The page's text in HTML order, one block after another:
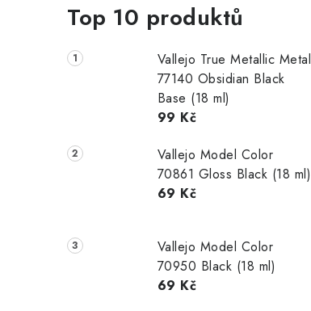
Top 10 produktů
Vallejo True Metallic Metal
77140 Obsidian Black
Base (18 ml)
99 Kč
Vallejo Model Color
70861 Gloss Black (18 ml)
69 Kč
Vallejo Model Color
70950 Black (18 ml)
69 Kč